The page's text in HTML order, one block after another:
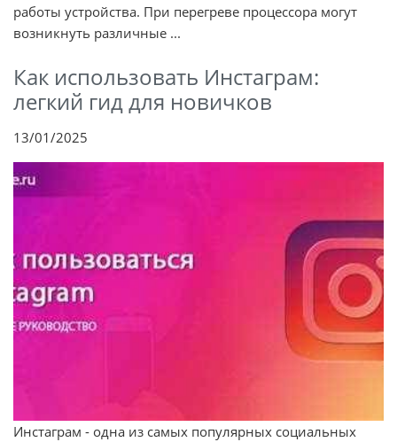
работы устройства. При перегреве процессора могут
возникнуть различные ...
Как использовать Инстаграм:
легкий гид для новичков
13/01/2025
Инстаграм - одна из самых популярных социальных